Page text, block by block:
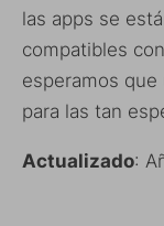
las apps se
compatibles
esperamos
para las tan
Actualizado: